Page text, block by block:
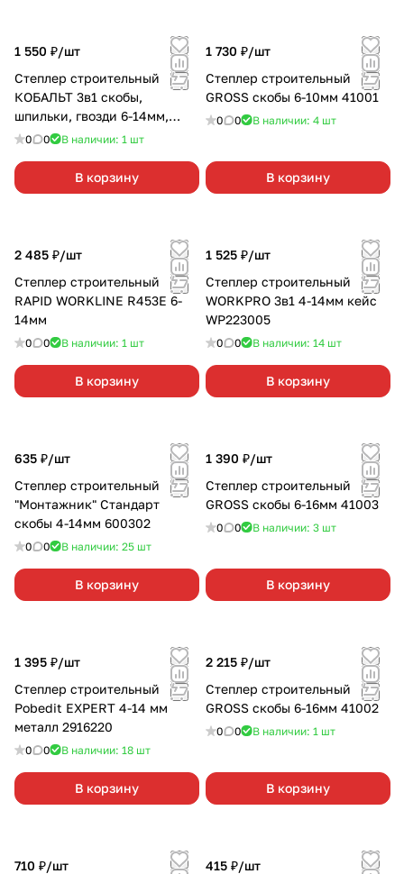
1 550 ₽/шт
Степлер строительный
КОБАЛЬТ 3в1 скобы,
шпильки, гвозди 6-14мм,
240-683
0 0 В наличии: 1 шт
В корзину
1 730 ₽/шт
Степлер строительный
GROSS скобы 6-10мм 41001
0 0 В наличии: 4 шт
В корзину
2 485 ₽/шт
Степлер строительный
RAPID WORKLINE R453E 6-
14мм
0 0 В наличии: 1 шт
В корзину
1 525 ₽/шт
Степлер строительный
WORKPRO 3в1 4-14мм кейс
WP223005
0 0 В наличии: 14 шт
В корзину
635 ₽/шт
Степлер строительный
"Монтажник" Стандарт
скобы 4-14мм 600302
0 0 В наличии: 25 шт
В корзину
1 390 ₽/шт
Степлер строительный
GROSS скобы 6-16мм 41003
0 0 В наличии: 3 шт
В корзину
1 395 ₽/шт
Степлер строительный
Pobedit EXPERT 4-14 мм
металл 2916220
0 0 В наличии: 18 шт
В корзину
2 215 ₽/шт
Степлер строительный
GROSS скобы 6-16мм 41002
0 0 В наличии: 1 шт
В корзину
710 ₽/шт
415 ₽/шт